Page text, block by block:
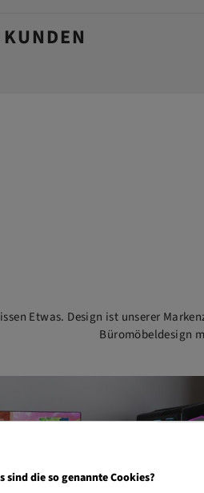
KUNDEN
Etwas. Design ist unserer
Büromöbeldesign
sind die so genannte Cookies?